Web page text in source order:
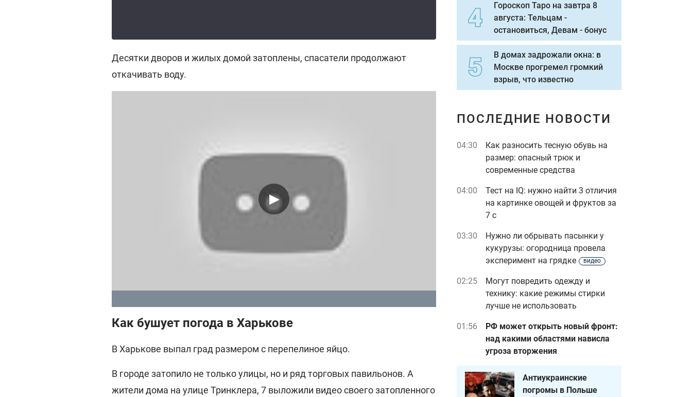
Десятки дворов и жилых домой затоплены, спасатели продолжают
откачивать воду.
Как бушует погода в Харькове
В Харькове выпал град размером с перепелиное яйцо.
В городе затопило не только улицы, но и ряд торговых павильонов. А
жители дома на улице Тринклера, 7 выложили видео своего затопленного
Гороскоп Таро на завтра 8
августа: Тельцам -
остановиться, Девам - бонус
В домах задрожали окна: в
Москве прогремел громкий
взрыв, что известно
ПОСЛЕДНИЕ НОВОСТИ
04:30
Как разносить тесную обувь на
размер: опасный трюк и
современные средства
04:00
Тест на IQ: нужно найти 3 отличия
на картинке овощей и фруктов за
7 с
03:30
Нужно ли обрывать пасынки у
кукурузы: огородница провела
эксперимент на грядке
видео
02:25
Могут повредить одежду и
технику: какие режимы стирки
лучше не использовать
01:56
РФ может открыть новый фронт:
над какими областями нависла
угроза вторжения
Антиукраинские
погромы в Польше